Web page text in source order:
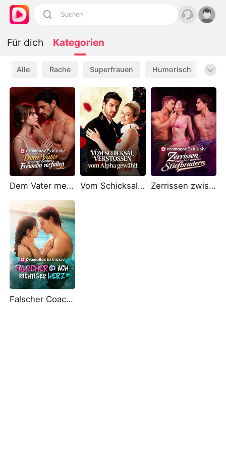
Für dich Kategorien
Alle Rache Superfrauen Humorisch
Dem Vater meiner besten Freundin verfallen Vom Schicksal verstoßen, vom Alpha gewählt Zerrissen zwischen meinen Stiefbrüdern
Falscher Coach, richtiges Herz (Deutsch Synchronisiert)